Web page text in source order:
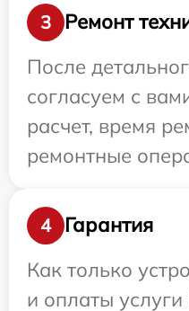
3
Ремонт
После
согласуем с
расчет, время
ремонтные
4
Гарантия
Как только
и оплаты